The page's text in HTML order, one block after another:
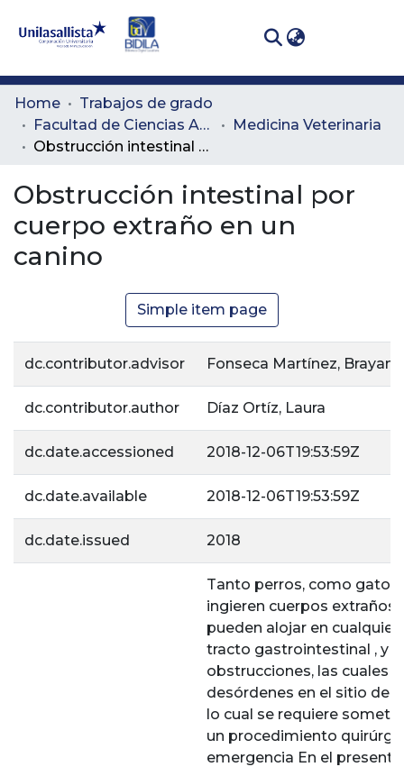
Communities
& Collections
Statistics
Home
Trabajos de grado
Facultad de Ciencias Administrativas y Agropecuarias
Medicina Veterinaria
Obstrucción intestinal por cuerpo extraño en un canino
Obstrucción intestinal por
cuerpo extraño en un
canino
Simple item page
dc.contributor.advisor Fonseca Martínez, Brayan
dc.contributor.author Díaz Ortíz, Laura
dc.date.accessioned 2018-12-06T19:53:59Z
dc.date.available 2018-12-06T19:53:59Z
dc.date.issued 2018
Tanto perros, como gatos
ingieren cuerpos extraños,
pueden alojar en
tracto gastrointestinal , y
obstrucciones, las cuales
desórdenes en el sitio de
lo cual se requiere
un procedimiento
emergencia En el